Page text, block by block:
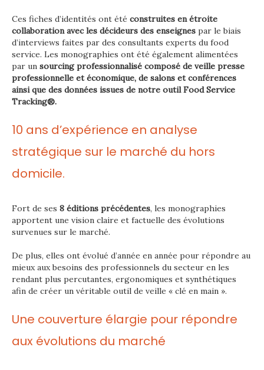
Ces fiches d’identités ont été construites en étroite
collaboration avec les décideurs des enseignes par le biais
d’interviews faites par des consultants experts du food
service. Les monographies ont été également alimentées
par un sourcing professionnalisé composé de veille presse
professionnelle et économique, de salons et conférences
ainsi que des données issues de notre outil Food Service
Tracking®.
10 ans d’expérience en analyse
stratégique sur le marché du hors
domicile.
Fort de ses 8 éditions précédentes, les monographies
apportent une vision claire et factuelle des évolutions
survenues sur le marché.
De plus, elles ont évolué d’année en année pour répondre au
mieux aux besoins des professionnels du secteur en les
rendant plus percutantes, ergonomiques et synthétiques
afin de créer un véritable outil de veille « clé en main ».
Une couverture élargie pour répondre
aux évolutions du marché